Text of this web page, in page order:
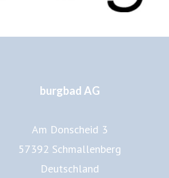
burgbad AG
Am Donscheid 3
57392 Schmallenberg
Deutschland